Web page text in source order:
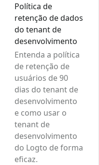
Política de
retenção de dados
do tenant de
desenvolvimento
Entenda a política
de retenção de
usuários de 90
dias do tenant de
desenvolvimento
e como usar o
tenant de
desenvolvimento
do Logto de forma
eficaz.